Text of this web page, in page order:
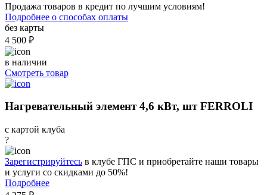
Продажа товаров в кредит по лучшим условиям!
Подробнее о способах оплаты
без карты
4 500 ₽
в наличии
Смотреть товар
Нагревательный элемент 4,6 кВт, шт FERROLI
с картой клуба
?
Зарегистрируйтесь в клубе ГПС и приобретайте наши товары
и услуги со скидками до 50%!
Подробнее